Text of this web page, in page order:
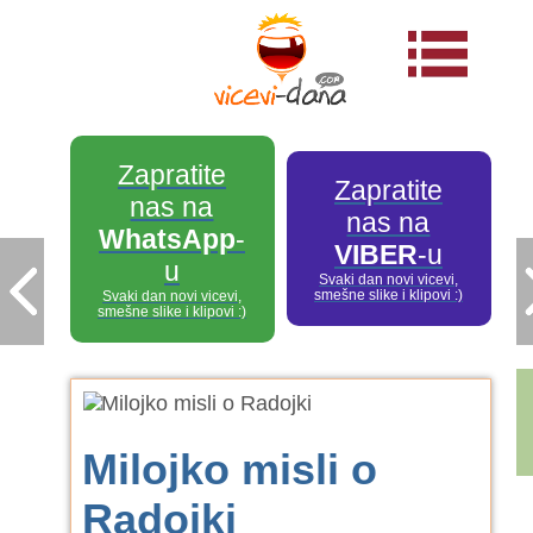
Zapratite
nas na
WhatsApp-
u
Svaki dan novi vicevi,
smešne slike i klipovi :)
Zapratite
nas na
VIBER-u
Svaki dan novi vicevi,
smešne slike i klipovi :)
Milojko misli o
Radojki